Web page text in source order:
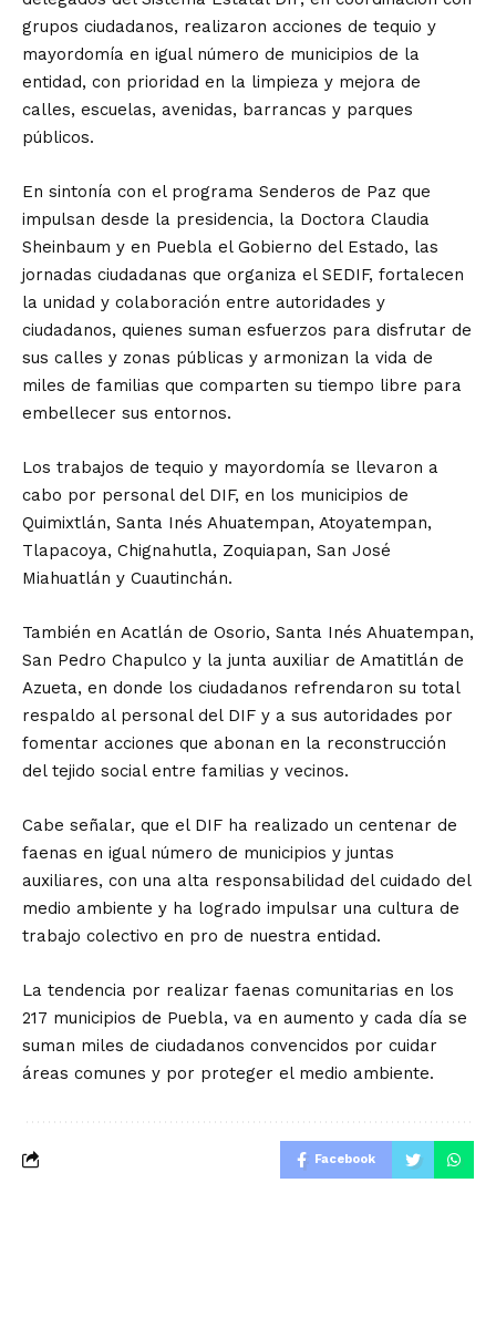
grupos ciudadanos, realizaron acciones de tequio y
mayordomía en igual número de municipios de la
entidad, con prioridad en la limpieza y mejora de
calles, escuelas, avenidas, barrancas y parques
públicos.
En sintonía con el programa Senderos de Paz que
impulsan desde la presidencia, la Doctora Claudia
Sheinbaum y en Puebla el Gobierno del Estado, las
jornadas ciudadanas que organiza el SEDIF, fortalecen
la unidad y colaboración entre autoridades y
ciudadanos, quienes suman esfuerzos para disfrutar de
sus calles y zonas públicas y armonizan la vida de
miles de familias que comparten su tiempo libre para
embellecer sus entornos.
Los trabajos de tequio y mayordomía se llevaron a
cabo por personal del DIF, en los municipios de
Quimixtlán, Santa Inés Ahuatempan, Atoyatempan,
Tlapacoya, Chignahutla, Zoquiapan, San José
Miahuatlán y Cuautinchán.
También en Acatlán de Osorio, Santa Inés Ahuatempan,
San Pedro Chapulco y la junta auxiliar de Amatitlán de
Azueta, en donde los ciudadanos refrendaron su total
respaldo al personal del DIF y a sus autoridades por
fomentar acciones que abonan en la reconstrucción
del tejido social entre familias y vecinos.
Cabe señalar, que el DIF ha realizado un centenar de
faenas en igual número de municipios y juntas
auxiliares, con una alta responsabilidad del cuidado del
medio ambiente y ha logrado impulsar una cultura de
trabajo colectivo en pro de nuestra entidad.
La tendencia por realizar faenas comunitarias en los
217 municipios de Puebla, va en aumento y cada día se
suman miles de ciudadanos convencidos por cuidar
áreas comunes y por proteger el medio ambiente.
Facebook